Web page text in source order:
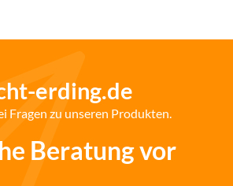
erding.de
Fragen zu unseren Produkten.
Beratung vor